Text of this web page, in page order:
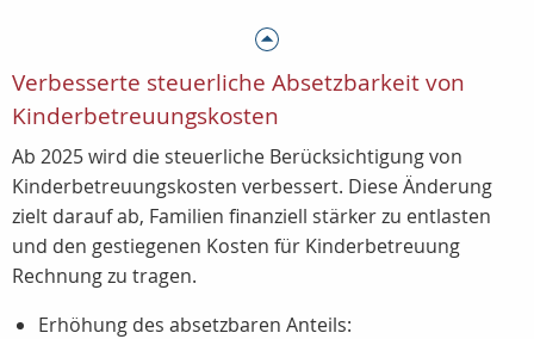
Verbesserte steuerliche Absetzbarkeit von
Kinderbetreuungskosten
Ab 2025 wird die steuerliche Berücksichtigung von
Kinderbetreuungskosten verbessert. Diese Änderung
zielt darauf ab, Familien finanziell stärker zu entlasten
und den gestiegenen Kosten für Kinderbetreuung
Rechnung zu tragen.
Erhöhung des absetzbaren Anteils: